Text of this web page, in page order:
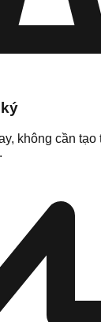
không cần